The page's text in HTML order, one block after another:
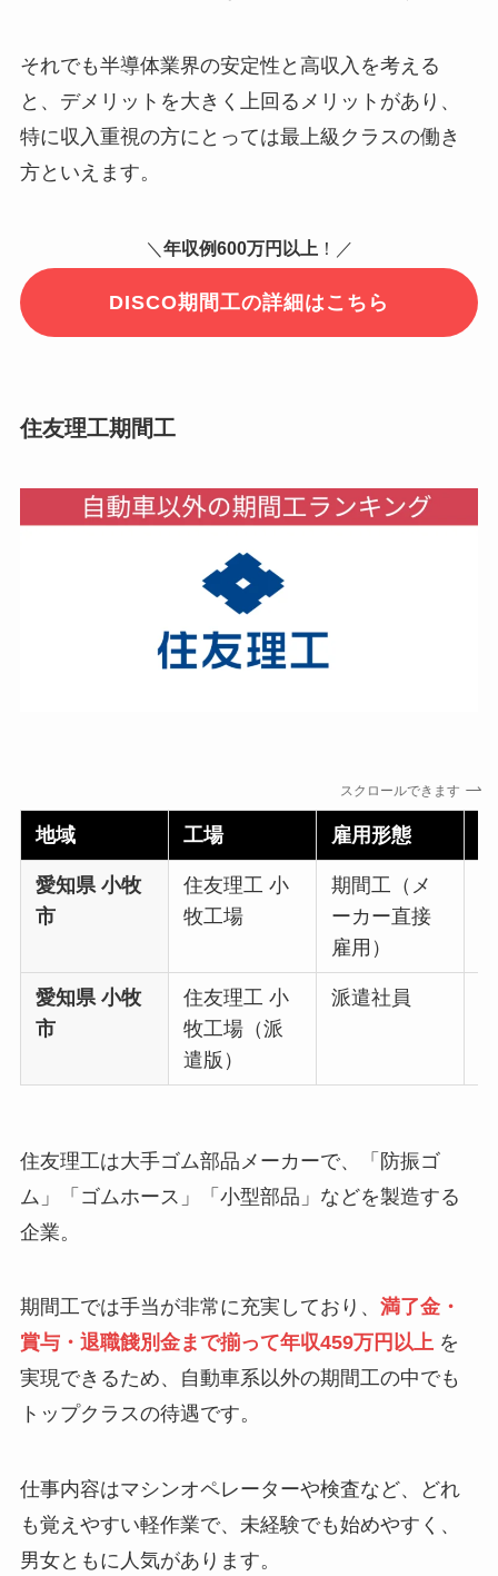
それでも半導体業界の安定性と高収入を考える
と、デメリットを大きく上回るメリットがあり、
特に収入重視の方にとっては最上級クラスの働き
方といえます。
＼ 年収例600万円以上 ！／
DISCO期間工の詳細はこちら
住友理工期間工
スクロールできます
地域 工場 雇用形態
愛知県 小牧
市
住友理工 小
牧工場
期間工（メ
ーカー直接
雇用）
愛知県 小牧
市
住友理工 小
牧工場（派
遣版）
派遣社員
住友理工は大手ゴム部品メーカーで、「防振ゴ
ム」「ゴムホース」「小型部品」などを製造する
企業。
期間工では手当が非常に充実しており、 満了金・
賞与・退職餞別金まで揃って年収459万円以上を
実現できるため、自動車系以外の期間工の中でも
トップクラスの待遇です。
仕事内容はマシンオペレーターや検査など、どれ
も覚えやすい軽作業で、未経験でも始めやすく、
男女ともに人気があります。